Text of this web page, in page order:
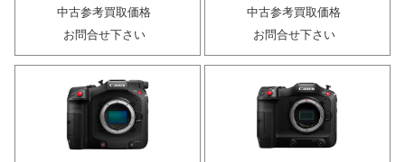
中古参考買取価格
お問合せ下さい
中古参考買取価格
お問合せ下さい